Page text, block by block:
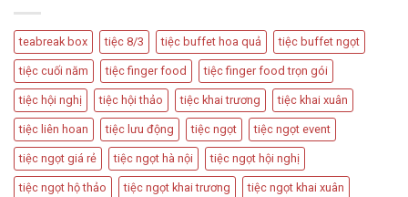
Kế
Bàn
Tiệc
Hấp
Dẫn
Dùng
Trong
Các
Sự
Kiện
Quan
Trọng
teabreak box tiệc 8/3 tiệc buffet hoa quả tiệc buffet ngọt
tiệc cuối năm tiệc finger food tiệc finger food trọn gói
tiệc hội nghị tiệc hội thảo tiệc khai trương tiệc khai xuân
tiệc liên hoan tiệc lưu động tiệc ngọt tiệc ngọt event
tiệc ngọt giá rẻ tiệc ngọt hà nội tiệc ngọt hội nghị
tiệc ngọt hộ thảo tiệc ngọt khai trương tiệc ngọt khai xuân